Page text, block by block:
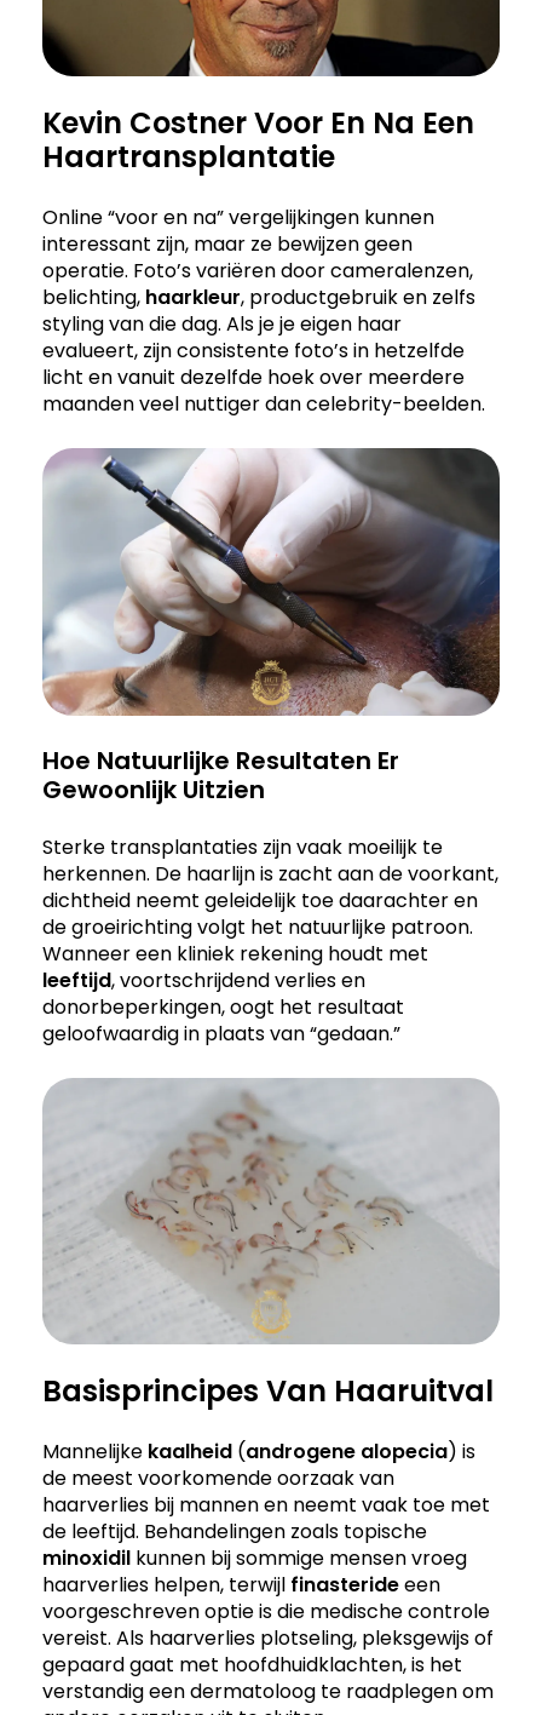
Kevin Costner Voor En Na Een
Haartransplantatie
Online “voor en na” vergelijkingen kunnen
interessant zijn, maar ze bewijzen geen
operatie. Foto’s variëren door cameralenzen,
belichting, haarkleur, productgebruik en zelfs
styling van die dag. Als je je eigen haar
evalueert, zijn consistente foto’s in hetzelfde
licht en vanuit dezelfde hoek over meerdere
maanden veel nuttiger dan celebrity-beelden.
Hoe Natuurlijke Resultaten Er
Gewoonlijk Uitzien
Sterke transplantaties zijn vaak moeilijk te
herkennen. De haarlijn is zacht aan de voorkant,
dichtheid neemt geleidelijk toe daarachter en
de groeirichting volgt het natuurlijke patroon.
Wanneer een kliniek rekening houdt met
leeftijd, voortschrijdend verlies en
donorbeperkingen, oogt het resultaat
geloofwaardig in plaats van “gedaan.”
Basisprincipes Van Haaruitval
Mannelijke kaalheid (androgene alopecia) is
de meest voorkomende oorzaak van
haarverlies bij mannen en neemt vaak toe met
de leeftijd. Behandelingen zoals topische
minoxidil kunnen bij sommige mensen vroeg
haarverlies helpen, terwijl finasterideeen
voorgeschreven optie is die medische controle
vereist. Als haarverlies plotseling, pleksgewijs of
gepaard gaat met hoofdhuidklachten, is het
verstandig een dermatoloog te raadplegen om